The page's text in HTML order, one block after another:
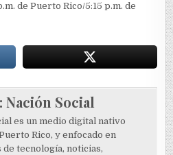
de Puerto Rico/5:15 p.m. de
Nación Social
es un medio digital nativo
Rico, y enfocado en
de tecnología, noticias,